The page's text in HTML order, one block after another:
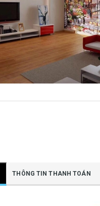
THÔNG TIN THANH TOÁN